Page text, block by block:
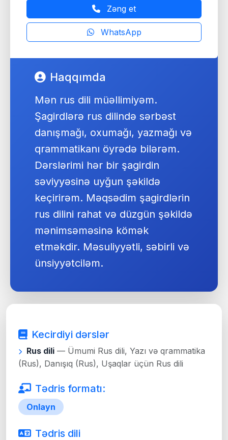
Zəng et
WhatsApp
Haqqımda
Mən rus dili müəllimiyəm.
Şagirdlərə rus dilində sərbəst
danışmağı, oxumağı, yazmağı və
qrammatikanı öyrədə bilərəm.
Dərslərimi hər bir şagirdin
səviyyəsinə uyğun şəkildə
keçirirəm. Məqsədim şagirdlərin
rus dilini rahat və düzgün şəkildə
mənimsəməsinə kömək
etməkdir. Məsuliyyətli, səbirli və
ünsiyyətciləm.
Kecirdiyi dərslər
Rus dili — Ümumi Rus dili, Yazı və qrammatika
(Rus), Danışıq (Rus), Uşaqlar üçün Rus dili
Tədris formatı:
Onlayn
Tədris dili